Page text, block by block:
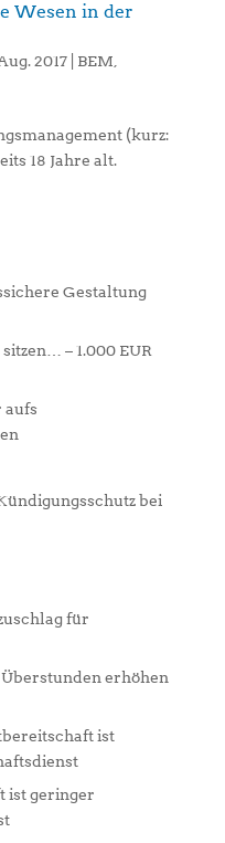
Wesen in der
2017| BEM
(kurz:
18 Jahre alt.
Gestaltung
– 1.000 EUR
aufs
bei
für
erhöhen
ist
ist geringer